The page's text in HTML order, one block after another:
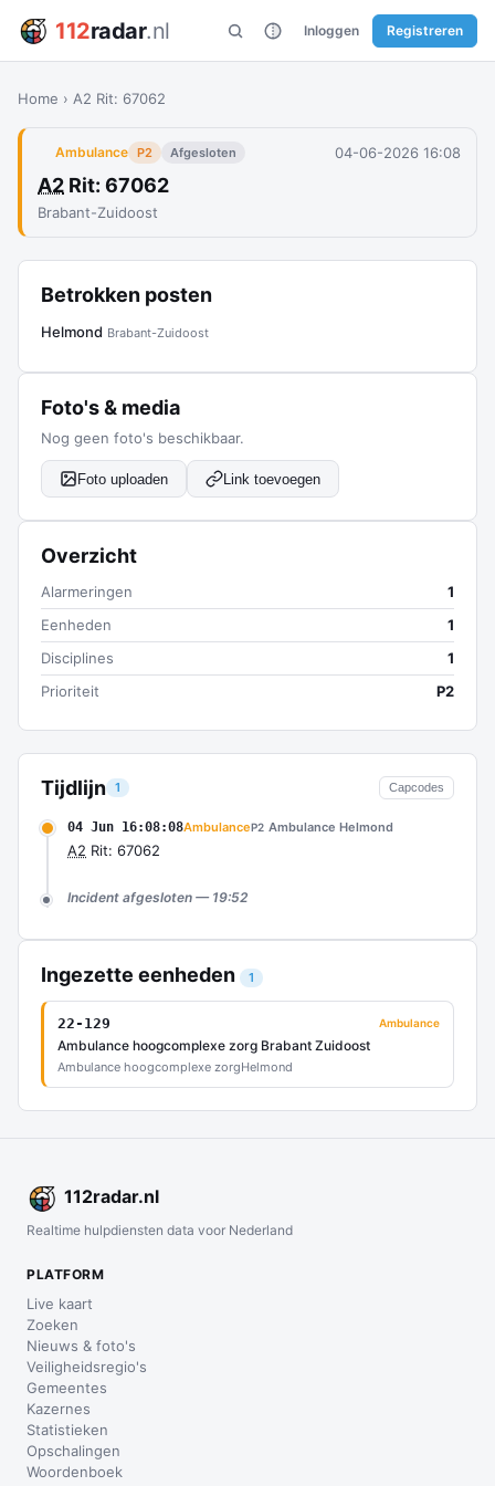
112radar.nl Inloggen Registreren
Home › A2 Rit: 67062
Ambulance P2 Afgesloten 04-06-2026 16:08
A2 Rit: 67062
Brabant-Zuidoost
Tijdlijn 1 Capcodes
04 Jun 16:08:08AmbulanceP2 Ambulance Helmond
A2 Rit: 67062
Incident afgesloten — 19:52
Ingezette eenheden 1
22-129 Ambulance
Ambulance hoogcomplexe zorg Brabant Zuidoost
Ambulance hoogcomplexe zorgHelmond
Betrokken posten
Helmond Brabant-Zuidoost
Foto's & media
Nog geen foto's beschikbaar.
Foto uploaden Link toevoegen
Overzicht
Alarmeringen
1
Eenheden
1
Disciplines
1
Prioriteit
P2
112radar.nl
Realtime hulpdiensten data voor Nederland
PLATFORM
Live kaart
Zoeken
Nieuws & foto's
Veiligheidsregio's
Gemeentes
Kazernes
Statistieken
Opschalingen
Woordenboek